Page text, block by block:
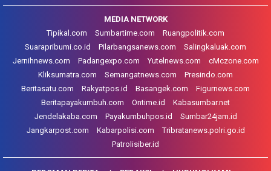
MEDIA NETWORK
Tipikal.com
Sumbartime.com
Ruangpolitik.com
Suarapribumi.co.id
Pilarbangsanews.com
Salingkaluak.com
Jernihnews.com
Padangexpo.com Yutelnews.com
cMczone.com
Kliksumatra.com
Semangatnews.com
Presindo.com
Beritasatu.com
Rakyatpos.id Basangek.com
Figurnews.com
Beritapayakumbuh.com
Ontime.id
Kabasumbar.net
Jendelakaba.com
Payakumbuhpos.id
Sumbar24jam.id
Jangkarpost.com
Kabarpolisi.com
Tribratanews.polri.go.id
Patrolisiber.id